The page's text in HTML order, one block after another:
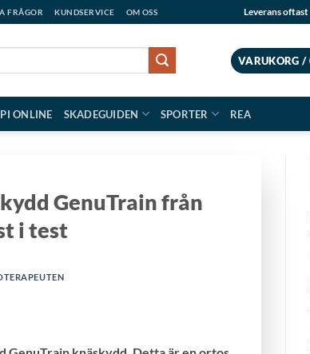
FRÅGOR KUNDSERVICE OM OSS Leverans
VARUKORG /
ONLINE SKADEGUIDEN SPORTER REA
GenuTrain från
i test